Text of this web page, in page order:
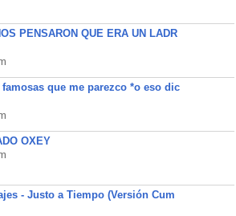
PENSARON QUE ERA UN LADR
que me parezco *o eso dic
OXEY
- Justo a Tiempo (Versión Cum